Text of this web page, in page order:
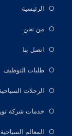
الرئيسية
من نحن
اتصل بنا
طلبات التوظيف
الرحلات
خدمات شركة
المعالم السياحية